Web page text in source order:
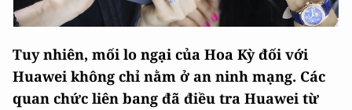
Tuy nhiên, mối lo ngại của Hoa Kỳ đối với
Huawei không chỉ nằm ở an ninh mạng. Các
quan chức liên bang đã điều tra Huawei từ